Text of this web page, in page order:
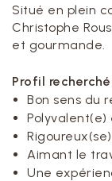
Situé en plein
Christophe
et gourmande.
Profil recherché
Bon sens du
Aimant le
Une